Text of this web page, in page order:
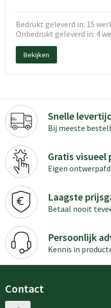
Bedrukt geleverd in: 15
Onbedrukt geleverd in: 4
Bekijken
Snelle
Bij meeste
Gratis visueel
Eigen
Laagste
Betaal nooit
Persoonlijk
Kennis in
Contact